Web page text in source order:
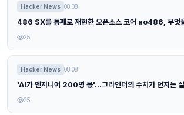
Hacker News 08.08
486 SX를 통째로 재현한 오픈소스 코어 ao486, 무엇
25
Hacker News 08.08
'AI가 엔지니어 200명 몫'…그라인더의 수치가 던지는
25